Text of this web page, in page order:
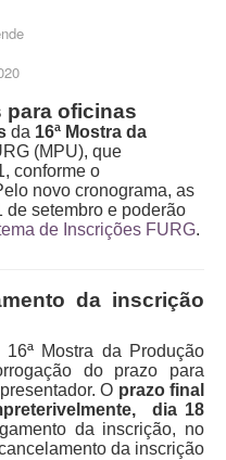
para oficinas
da 16ª Mostra da
(MPU), que
conforme o
novo cronograma, as
de setembro e poderão
de Inscrições FURG.
da inscrição
Mostra da Produção
do prazo para
O prazo final
dia 18
da inscrição, no
da inscrição